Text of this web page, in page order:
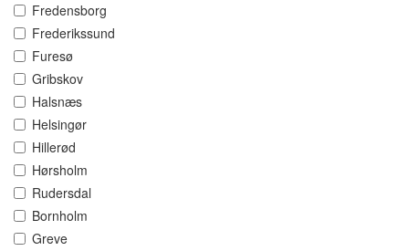
Fredensborg
Frederikssund
Furesø
Gribskov
Halsnæs
Helsingør
Hillerød
Hørsholm
Rudersdal
Bornholm
Greve